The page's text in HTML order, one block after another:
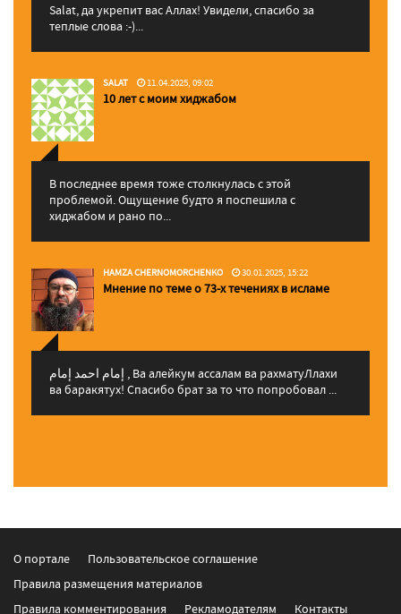
Salat, да укрепит вас Аллаx! Увидели, спасибо за
теплые слова :-)...
SALAT 11.04.2025, 09:02
10 лет с моим хиджабом
В последнее время тоже столкнулась с этой
проблемой. Ощущение будто я поспешила с
хиджабом и рано по...
HAMZA CHERNOMORCHENKO 30.01.2025, 15:22
Мнение по теме о 73-х течениях в исламе
إمام احمد إمام , Ва алейкум ассалам ва рахматуЛлахи
ва баракятух! Спасибо брат за то что попробовал ...
О портале
Пользовательское соглашение
Правила размещения материалов
Правила комментирования
Рекламодателям Контакты